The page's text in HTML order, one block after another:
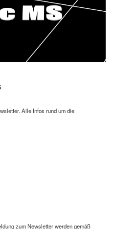
Alle Infos rund um die
zum Newsletter werden gemäß